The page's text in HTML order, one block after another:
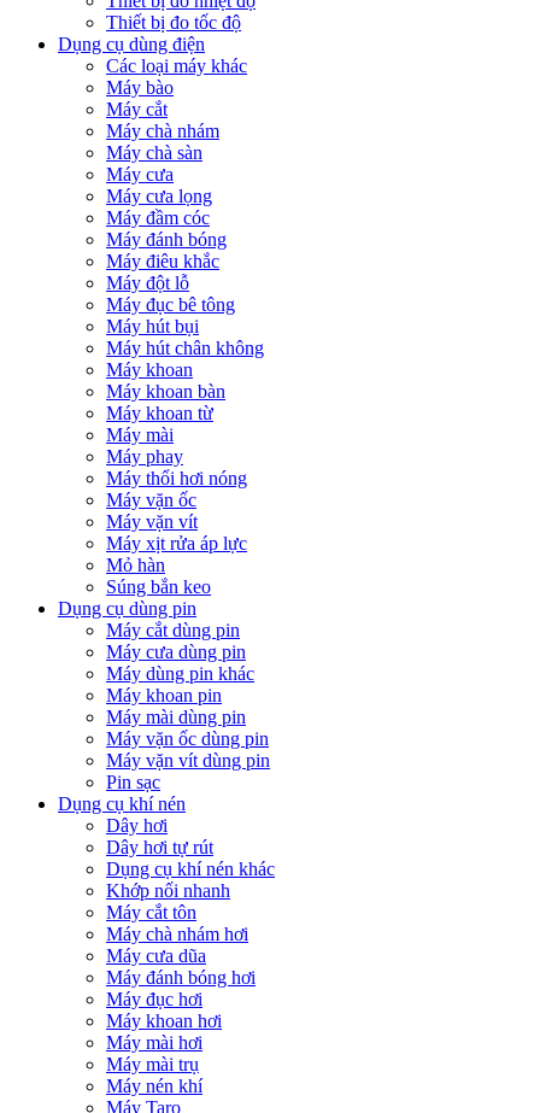
Thiết bị đo tốc độ
Dụng cụ dùng điện
Các loại máy khác
Máy bào
Máy cắt
Máy chà nhám
Máy chà sàn
Máy cưa
Máy cưa lọng
Máy đầm cóc
Máy đánh bóng
Máy điêu khắc
Máy đột lỗ
Máy đục bê tông
Máy hút bụi
Máy hút chân không
Máy khoan
Máy khoan bàn
Máy khoan từ
Máy mài
Máy phay
Máy thổi hơi nóng
Máy vặn ốc
Máy vặn vít
Máy xịt rửa áp lực
Mỏ hàn
Súng bắn keo
Dụng cụ dùng pin
Máy cắt dùng pin
Máy cưa dùng pin
Máy dùng pin khác
Máy khoan pin
Máy mài dùng pin
Máy vặn ốc dùng pin
Máy vặn vít dùng pin
Pin sạc
Dụng cụ khí nén
Dây hơi
Dây hơi tự rút
Dụng cụ khí nén khác
Khớp nối nhanh
Máy cắt tôn
Máy chà nhám hơi
Máy cưa dũa
Máy đánh bóng hơi
Máy đục hơi
Máy khoan hơi
Máy mài hơi
Máy mài trụ
Máy nén khí
Máy Taro